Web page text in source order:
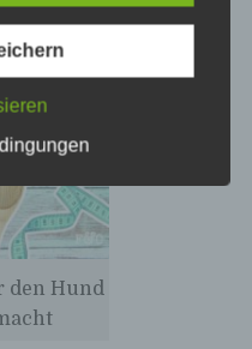
den Hund
Interessen,
Aufenthaltsort
in einer Weise,
Daten
einer spezifischen
werden
aufbewahrt werden